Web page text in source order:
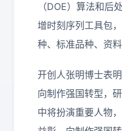
（DOE）算法和
增时刻序列工具包
种、标准品种、资料
开创人张明博士表
向制作强国转型，
中将扮演重要人物